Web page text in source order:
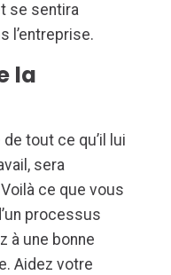
se sentira
l’entreprise.
la
tout ce qu’il lui
sera
ce que vous
processus
à une bonne
Aidez votre